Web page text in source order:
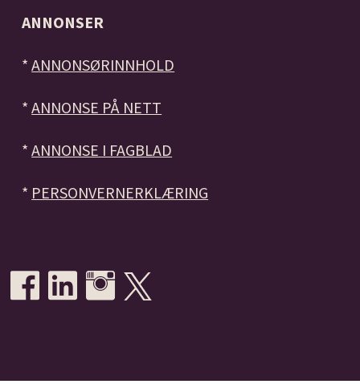
ANNONSER
*ANNONSØRINNHOLD
*ANNONSE PÅ NETT
*ANNONSE I FAGBLAD
* PERSONVERNERKLÆRING